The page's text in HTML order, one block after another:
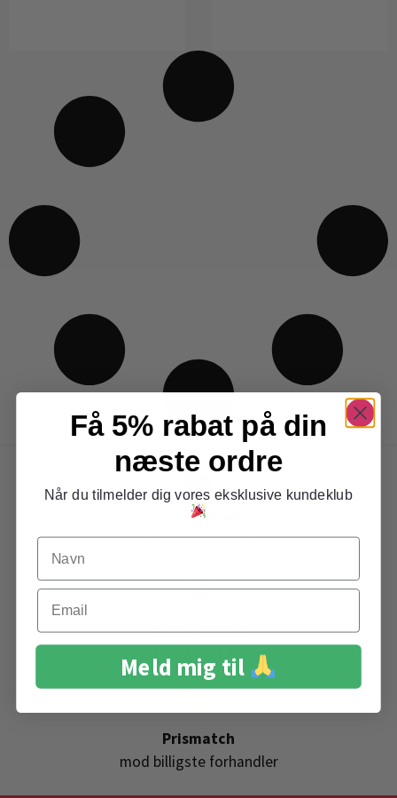
Stort udvalg
af favorit brands
Gratis levering
ved køb over 399,-
Prismatch
mod billigste forhandler
Få 5% rabat på din
næste ordre
Når du tilmelder dig vores eksklusive kundeklub
Navn
Email
Meld mig til